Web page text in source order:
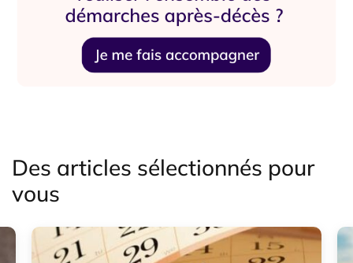
Des articles sélectionnés pour
vous